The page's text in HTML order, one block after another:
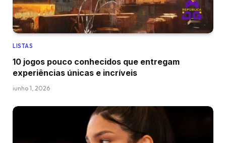
LISTAS
10 jogos pouco conhecidos que entregam
experiências únicas e incríveis
junho 1, 2026